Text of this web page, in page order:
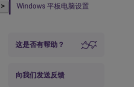
> Windows 平板电脑设置
这是否有帮助？
向我们发送反馈